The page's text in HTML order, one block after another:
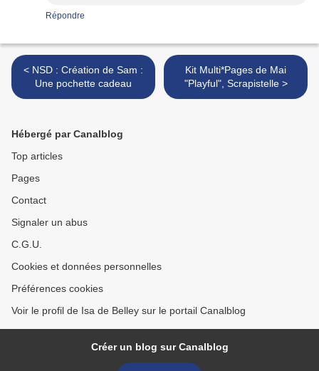
Répondre
< NSD : Création de Sam :
Une pochette cadeau
Kit Multi*Pages de Mai
"Playful", Scrapistelle >
Hébergé par Canalblog
Top articles
Pages
Contact
Signaler un abus
C.G.U.
Cookies et données personnelles
Préférences cookies
Voir le profil de Isa de Belley sur le portail Canalblog
Créer un blog sur Canalblog